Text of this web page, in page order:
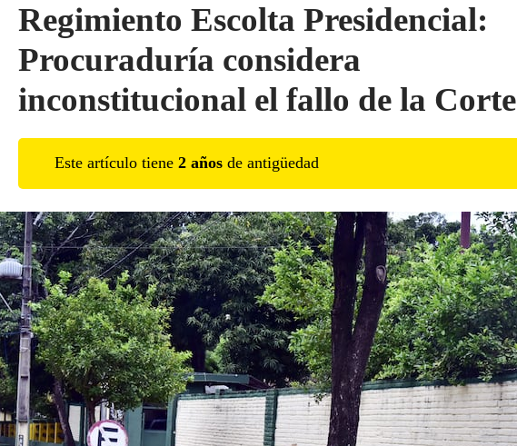
Regimiento Escolta Presidencial:
Procuraduría considera
inconstitucional el fallo de la Corte
Este artículo tiene 2 años de antigüedad